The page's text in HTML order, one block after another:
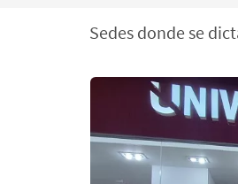
Sedes donde se